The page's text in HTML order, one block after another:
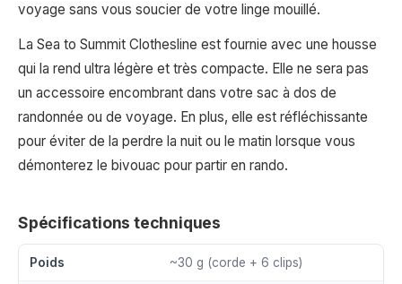
voyage sans vous soucier de votre linge mouillé.
La Sea to Summit Clothesline est fournie avec une housse
qui la rend ultra légère et très compacte. Elle ne sera pas
un accessoire encombrant dans votre sac à dos de
randonnée ou de voyage. En plus, elle est réfléchissante
pour éviter de la perdre la nuit ou le matin lorsque vous
démonterez le bivouac pour partir en rando.
Spécifications techniques
Poids ~30 g (corde + 6 clips)